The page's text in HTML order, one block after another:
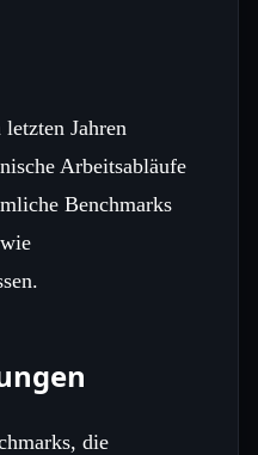
Jahren
Arbeitsabläufe
Benchmarks
die